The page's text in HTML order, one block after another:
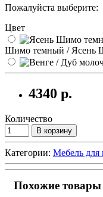
Пожалуйста выберите:
Цвет
Шимо темный / Ясень
4340 р.
Количество
В корзину
Категории: Мебель для
Похожие товары